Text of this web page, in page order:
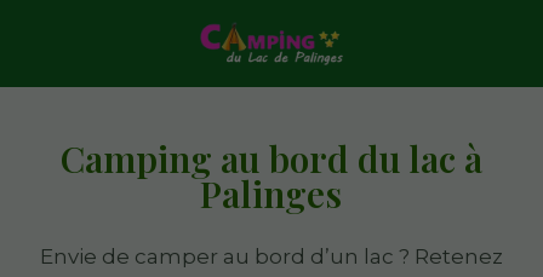
Camping au bord du lac à
Palinges
Envie de camper au bord d’un lac ? Retenez